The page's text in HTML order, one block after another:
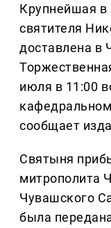
Крупнейшая
святителя
доставлена в
июля в 11:00
сообщает
Святыня
митрополита
Чувашского
была